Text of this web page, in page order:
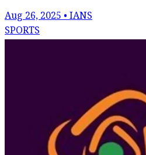
Aug 26, 2025 • IANS
SPORTS